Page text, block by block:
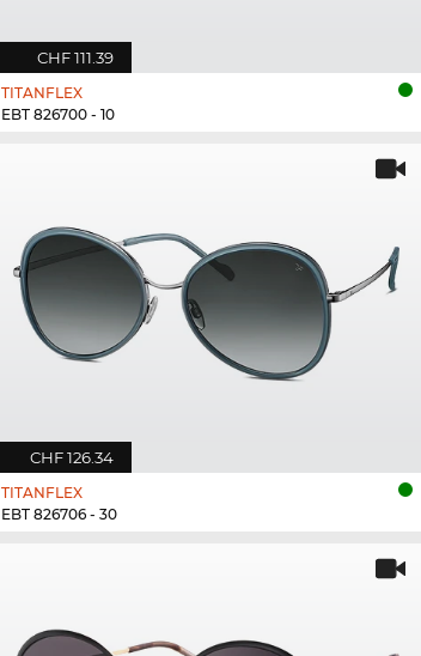
CHF 111.39
TITANFLEX
EBT 826700 - 10
CHF 126.34
TITANFLEX
EBT 826706 - 30